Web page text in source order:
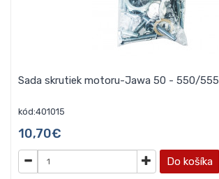
Sada skrutiek motoru-Jawa 50 - 550/555
kód:401015
10,70€
Do košíka